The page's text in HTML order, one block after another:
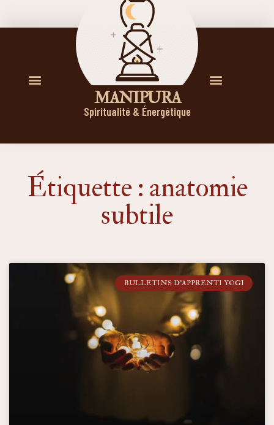
M A N I P U R A
Spiritualité & Énergétique
Étiquette : anatomie
subtile
BULLETINS D'APPRENTI YOGI